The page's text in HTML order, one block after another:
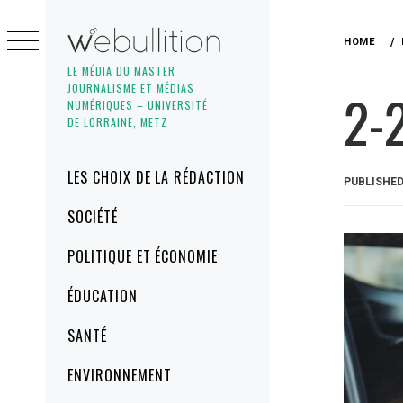
LE MÉDIA DU MASTER
JOURNALISME ET MÉDIAS
NUMÉRIQUES – UNIVERSITÉ
DE LORRAINE, METZ
MenuLES CHOIX DE LA RÉDACTION
SOCIÉTÉ
POLITIQUE ET ÉCONOMIE
ÉDUCATION
SANTÉ
ENVIRONNEMENT
to
content
HOME
2-